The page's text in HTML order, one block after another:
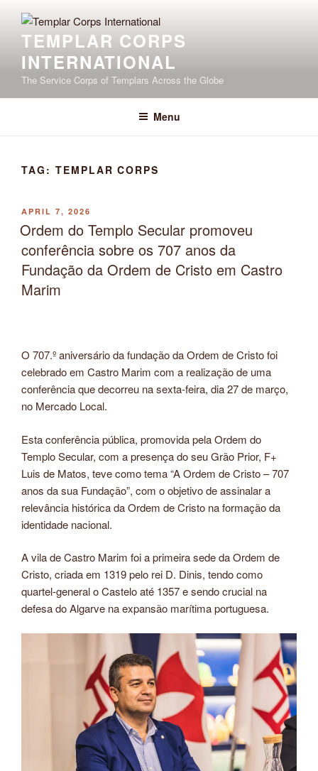
contentTEMPLAR CORPS
INTERNATIONAL
The Service Corps of Templars Across the Globe
Menu
TAG: TEMPLAR CORPS
POSTED
ON
APRIL 7, 2026
Ordem do Templo Secular promoveu
conferência sobre os 707 anos da
Fundação da Ordem de Cristo em Castro
Marim
O 707.º aniversário da fundação da Ordem de Cristo foi
celebrado em Castro Marim com a realização de uma
conferência que decorreu na sexta-feira, dia 27 de março,
no Mercado Local.
Esta conferência pública, promovida pela Ordem do
Templo Secular, com a presença do seu Grão Prior, F+
Luis de Matos, teve como tema “A Ordem de Cristo – 707
anos da sua Fundação”, com o objetivo de assinalar a
relevância histórica da Ordem de Cristo na formação da
identidade nacional.
A vila de Castro Marim foi a primeira sede da Ordem de
Cristo, criada em 1319 pelo rei D. Dinis, tendo como
quartel-general o Castelo até 1357 e sendo crucial na
defesa do Algarve na expansão marítima portuguesa.